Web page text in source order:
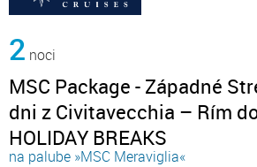
2 noci
MSC Package - Západné
dni z Civitavecchia – Rím
HOLIDAY BREAKS
na palube »MSC Meraviglia«